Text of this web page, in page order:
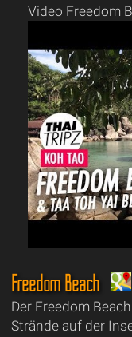
Video Freedom
Freedom Beach
Der Freedom
Strände auf der